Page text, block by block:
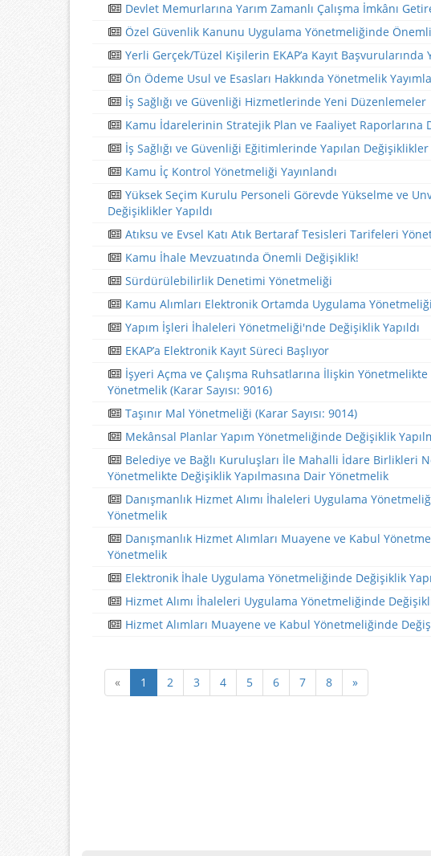
Devlet Memurlarına Yarım Zamanlı Çalışma İmkânı
Özel Güvenlik Kanunu Uygulama Yönetmeliğinde
Yerli Gerçek/Tüzel Kişilerin EKAP’a Kayıt Başvurularında
Ön Ödeme Usul ve Esasları Hakkında Yönetmelik
İş Sağlığı ve Güvenliği Hizmetlerinde Yeni Düzenlemeler
Kamu İdarelerinin Stratejik Plan ve Faaliyet Raporlarına
İş Sağlığı ve Güvenliği Eğitimlerinde Yapılan Değişiklikler
Kamu İç Kontrol Yönetmeliği Yayınlandı
Yüksek Seçim Kurulu Personeli Görevde Yükselme ve
Değişiklikler Yapıldı
Atıksu ve Evsel Katı Atık Bertaraf Tesisleri Tarifeleri
Kamu İhale Mevzuatında Önemli Değişiklik!
Sürdürülebilirlik Denetimi Yönetmeliği
Kamu Alımları Elektronik Ortamda Uygulama
Yapım İşleri İhaleleri Yönetmeliği'nde Değişiklik Yapıldı
EKAP’a Elektronik Kayıt Süreci Başlıyor
İşyeri Açma ve Çalışma Ruhsatlarına İlişkin
Yönetmelik (Karar Sayısı: 9016)
Taşınır Mal Yönetmeliği (Karar Sayısı: 9014)
Mekânsal Planlar Yapım Yönetmeliğinde Değişiklik
Belediye ve Bağlı Kuruluşları İle Mahalli İdare Birlikleri
Yönetmelikte ​Değişiklik Yapılmasına Dair Yönetmelik
Danışmanlık Hizmet Alımı İhaleleri Uygulama
Yönetmelik
Danışmanlık Hizmet Alımları Muayene ve Kabul
Yönetmelik
Elektronik İhale Uygulama Yönetmeliğinde Değişiklik
Hizmet Alımı İhaleleri Uygulama Yönetmeliğinde
Hizmet Alımları Muayene ve Kabul Yönetmeliğinde
« 1 2 3 4 5 6 7 8 »